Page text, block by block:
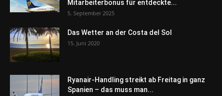
Mitarbeiterbonus für entdeckte...
5. September 2025
Das Wetter an der Costa del Sol
15. Juni 2020
Ryanair-Handling streikt ab Freitag in ganz
Spanien – das muss man...